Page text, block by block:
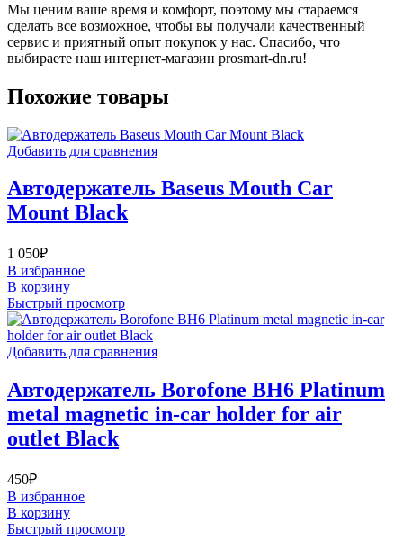
Мы ценим ваше время и комфорт, поэтому мы стараемся
сделать все возможное, чтобы вы получали качественный
сервис и приятный опыт покупок у нас. Спасибо, что
выбираете наш интернет-магазин prosmart-dn.ru!
Похожие товары
Добавить для сравнения
Автодержатель Baseus Mouth Car
Mount Black
1 050₽
В избранное
В корзину
Быстрый просмотр
Добавить для сравнения
Автодержатель Borofone BH6 Platinum
metal magnetic in-car holder for air
outlet Black
450₽
В избранное
В корзину
Быстрый просмотр